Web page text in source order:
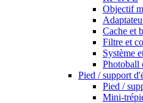
Objectif
Cache et
Filtre et
Système
Photoball
Pied / support
Pied /
Mini-